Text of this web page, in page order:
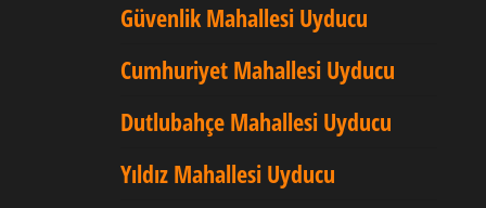
Güvenlik Mahallesi Uyducu
Cumhuriyet Mahallesi Uyducu
Dutlubahçe Mahallesi Uyducu
Yıldız Mahallesi Uyducu